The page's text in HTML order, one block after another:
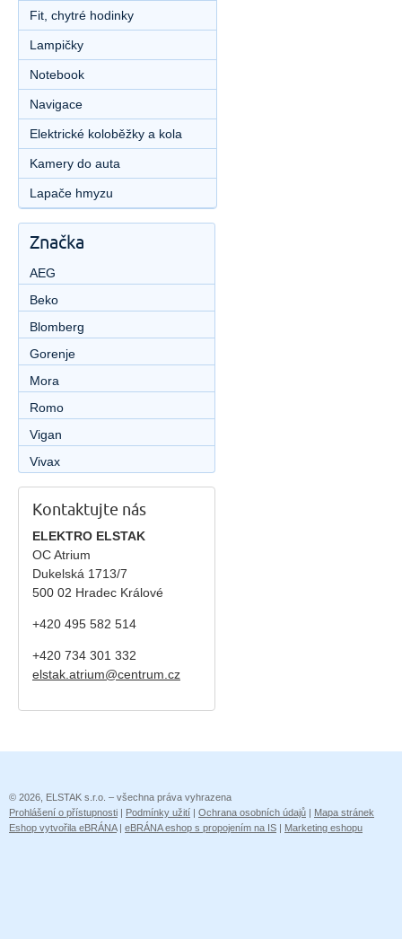
Fit, chytré hodinky
Lampičky
Notebook
Navigace
Elektrické koloběžky a kola
Kamery do auta
Lapače hmyzu
Značka
AEG
Beko
Blomberg
Gorenje
Mora
Romo
Vigan
Vivax
Kontaktujte nás
ELEKTRO ELSTAK
OC Atrium
Dukelská 1713/7
500 02 Hradec Králové
+420 495 582 514
+420 734 301 332
elstak.atrium@centrum.cz
© 2026, ELSTAK s.r.o. – všechna práva vyhrazena
Prohlášení o přístupnosti | Podmínky užití | Ochrana osobních údajů | Mapa stránek
Eshop vytvořila eBRÁNA| eBRÁNA eshop s propojením na IS | Marketing eshopu